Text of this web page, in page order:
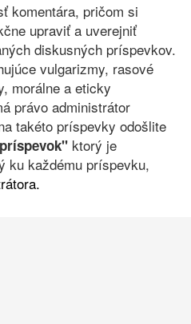
komentára, pričom si
upraviť a uverejniť
diskusných príspevkov.
vulgarizmy, rasové
morálne a eticky
právo administrátor
takéto príspevky odošlite
ktorý je
ku každému príspevku,